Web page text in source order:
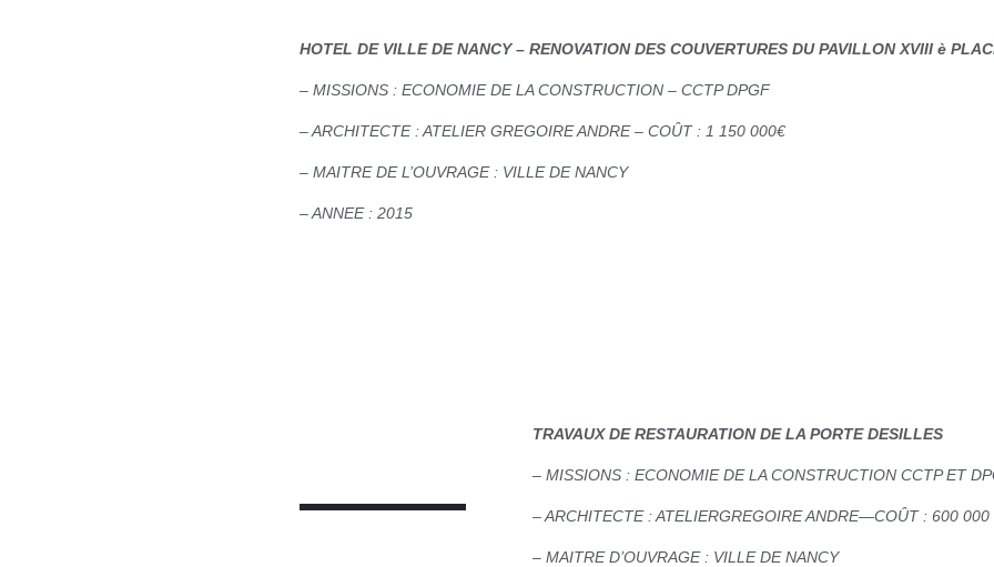
HOTEL DE VILLE DE NANCY – RENOVATION DES COUVERTURES DU PAVILLON XVIII è
– MISSIONS : ECONOMIE DE LA CONSTRUCTION – CCTP DPGF
– ARCHITECTE : ATELIER GREGOIRE ANDRE – COÛT : 1 150 000€
– MAITRE DE L’OUVRAGE : VILLE DE NANCY
– ANNEE : 2015
TRAVAUX DE RESTAURATION DE LA PORTE DESILLES
– MISSIONS : ECONOMIE DE LA CONSTRUCTION CCTP ET
– ARCHITECTE : ATELIERGREGOIRE ANDRE—COÛT : 600 000
– MAITRE D’OUVRAGE : VILLE DE NANCY